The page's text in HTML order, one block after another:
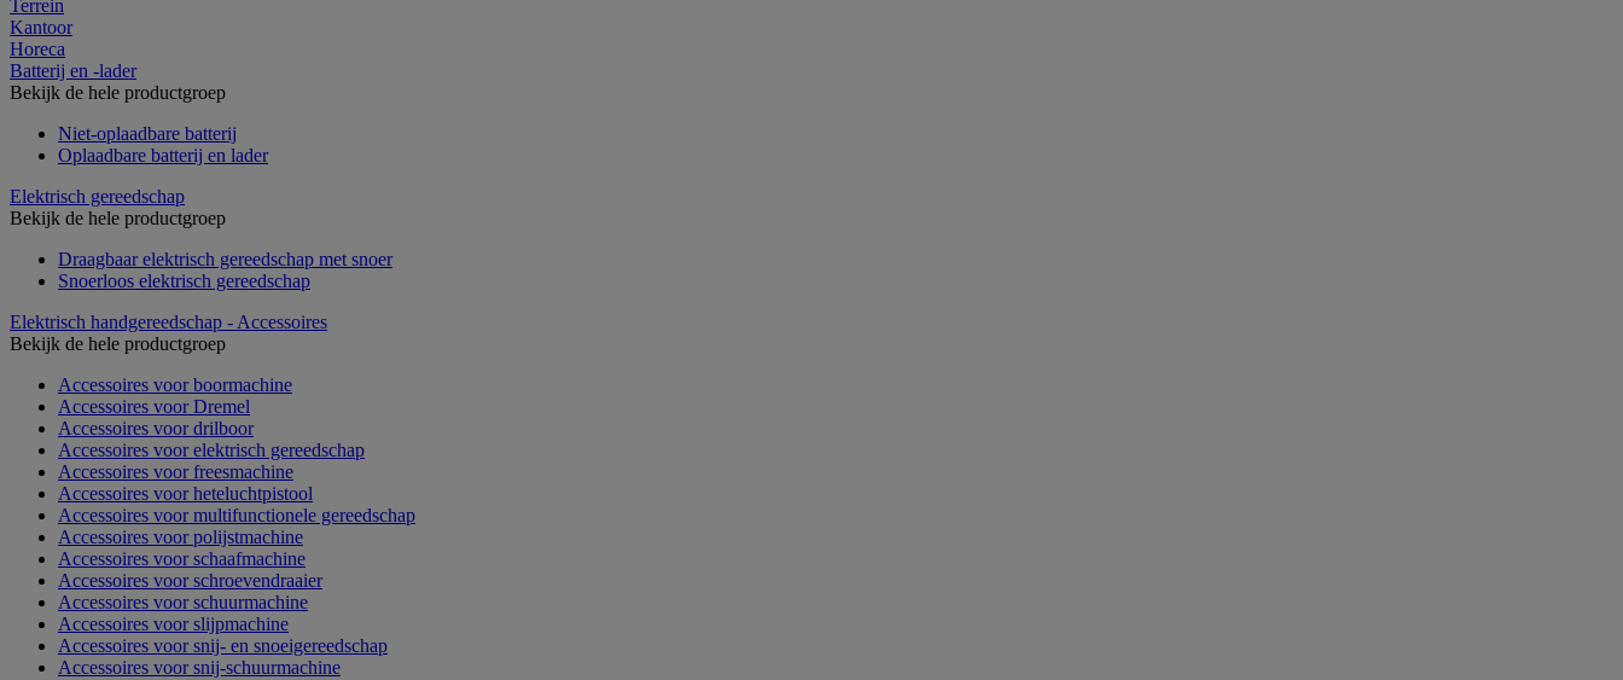
Terrein
Kantoor
Horeca
Batterij en -lader
Bekijk de hele productgroep
Niet-oplaadbare batterij
Oplaadbare batterij en lader
Elektrisch gereedschap
Bekijk de hele productgroep
Draagbaar elektrisch gereedschap met snoer
Snoerloos elektrisch gereedschap
Elektrisch handgereedschap - Accessoires
Bekijk de hele productgroep
Accessoires voor boormachine
Accessoires voor Dremel
Accessoires voor drilboor
Accessoires voor elektrisch gereedschap
Accessoires voor freesmachine
Accessoires voor heteluchtpistool
Accessoires voor multifunctionele gereedschap
Accessoires voor polijstmachine
Accessoires voor schaafmachine
Accessoires voor schroevendraaier
Accessoires voor schuurmachine
Accessoires voor slijpmachine
Accessoires voor snij- en snoeigereedschap
Accessoires voor snij-schuurmachine